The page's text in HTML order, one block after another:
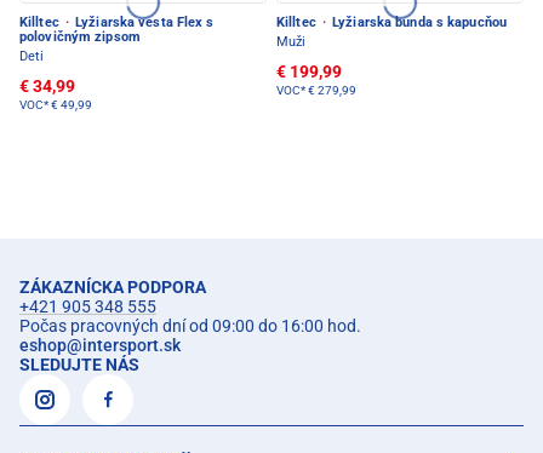
Killtec · Lyžiarska vesta Flex s
polovičným zipsom
Deti
€ 34,99
VOC*€ 49,99
Killtec · Lyžiarska bunda s kapucňou
Muži
€ 199,99
VOC*€ 279,99
ZÁKAZNÍCKA PODPORA
+421 905 348 555
Počas pracovných dní od 09:00 do 16:00 hod.
eshop@intersport.sk
SLEDUJTE NÁS